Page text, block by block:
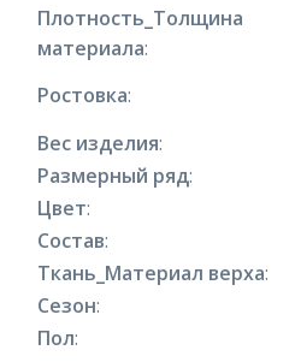
Плотность_Толщина
материала:
Ростовка:
Вес изделия:
Размерный ряд:
Цвет:
Состав:
Ткань_Материал верха:
Сезон:
Пол: